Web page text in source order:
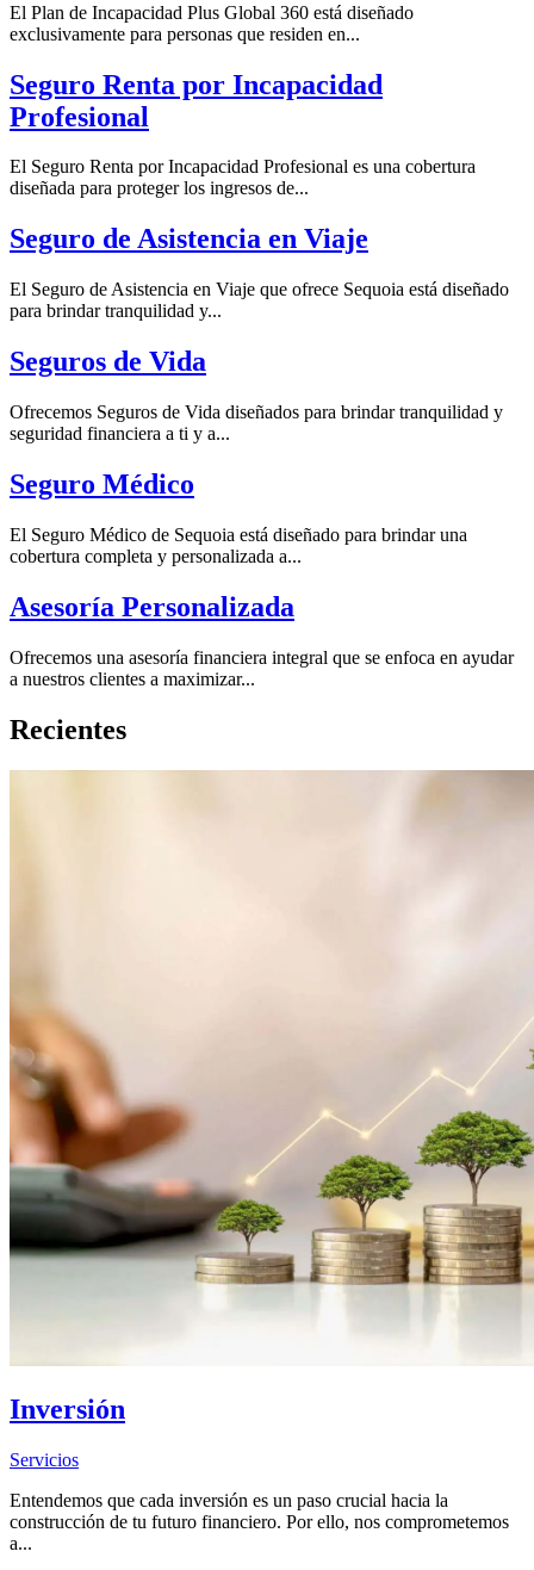
El Plan de Incapacidad Plus Global 360 está diseñado
exclusivamente para personas que residen en...
Seguro Renta por Incapacidad
Profesional
El Seguro Renta por Incapacidad Profesional es una cobertura
diseñada para proteger los ingresos de...
Seguro de Asistencia en Viaje
El Seguro de Asistencia en Viaje que ofrece Sequoia está diseñado
para brindar tranquilidad y...
Seguros de Vida
Ofrecemos Seguros de Vida diseñados para brindar tranquilidad y
seguridad financiera a ti y a...
Seguro Médico
El Seguro Médico de Sequoia está diseñado para brindar una
cobertura completa y personalizada a...
Asesoría Personalizada
Ofrecemos una asesoría financiera integral que se enfoca en ayudar
a nuestros clientes a maximizar...
Recientes
Inversión
Servicios
Entendemos que cada inversión es un paso crucial hacia la
construcción de tu futuro financiero. Por ello, nos comprometemos
a...